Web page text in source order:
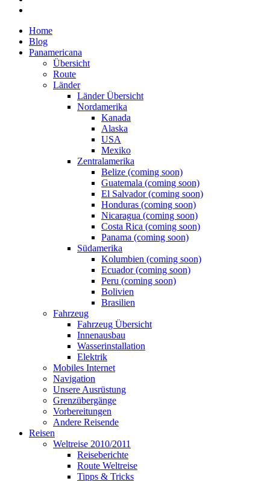
Home
Blog
Panamericana
Übersicht
Route
Länder
Länder Übersicht
Nordamerika
Kanada
Alaska
USA
Mexiko
Zentralamerika
Belize (coming soon)
Guatemala (coming soon)
El Salvador (coming soon)
Honduras (coming soon)
Nicaragua (coming soon)
Costa Rica (coming soon)
Panama (coming soon)
Südamerika
Kolumbien (coming soon)
Ecuador (coming soon)
Peru (coming soon)
Bolivien
Brasilien
Fahrzeug
Fahrzeug Übersicht
Innenausbau
Wasserinstallation
Elektrik
Mobiles Internet
Navigation
Unsere Ausrüstung
Grenzübergänge
Vorbereitungen
Andere Reisende
Reisen
Weltreise 2010/2011
Reiseberichte
Route Weltreise
Tipps & Tricks